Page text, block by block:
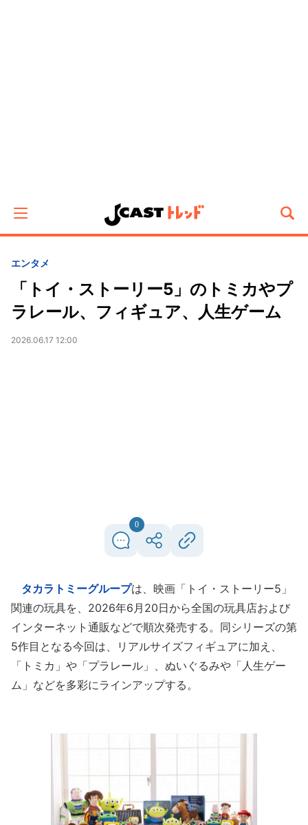
エンタメ
「トイ・ストーリー5」のトミカやプ
ラレール、フィギュア、人生ゲーム
2026.06.17 12:00
0
タカラトミーグループは、映画「トイ・ストーリー5」
関連の玩具を、2026年6月20日から全国の玩具店および
インターネット通販などで順次発売する。同シリーズの第
5作目となる今回は、リアルサイズフィギュアに加え、
「トミカ」や「プラレール」、ぬいぐるみや「人生ゲー
ム」などを多彩にラインアップする。